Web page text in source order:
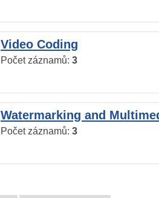
Video Coding
Počet záznamů: 3
Watermarking and
Počet záznamů: 3